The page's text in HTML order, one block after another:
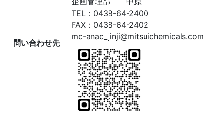
問い合わせ先
TEL：0438-64-2400
FAX：0438-64-2402
mc-anac_jinji@mitsuichemicals.com